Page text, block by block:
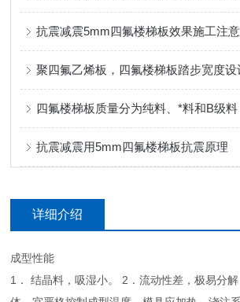
抗震减震5mm四氟楼梯板效果施工注意
聚四氟乙烯板，四氟楼梯板踏步宽度设
四氟楼梯板质量分为纯料、*料和B级料
抗震减震用5mm四氟楼梯板抗震原理
详细介绍
成型性能
1． 结晶料，吸湿小。 2．流动性差，极易分